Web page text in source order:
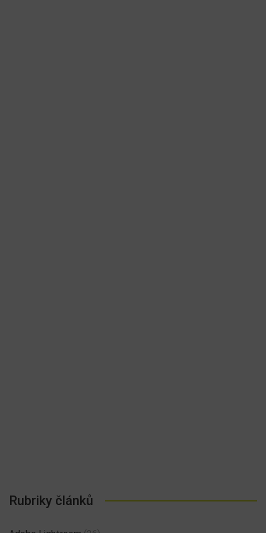
Rubriky článků